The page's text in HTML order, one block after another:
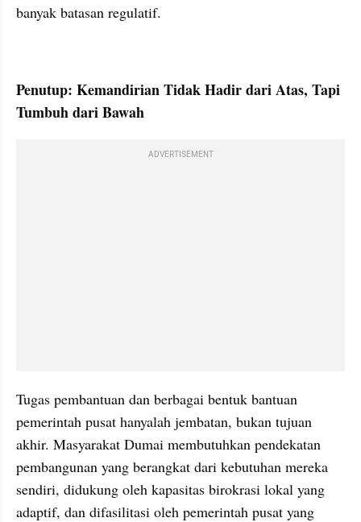
banyak batasan regulatif.
Penutup: Kemandirian Tidak Hadir dari Atas, Tapi
Tumbuh dari Bawah
ADVERTISEMENT
Tugas pembantuan dan berbagai bentuk bantuan
pemerintah pusat hanyalah jembatan, bukan tujuan
akhir. Masyarakat Dumai membutuhkan pendekatan
pembangunan yang berangkat dari kebutuhan mereka
sendiri, didukung oleh kapasitas birokrasi lokal yang
adaptif, dan difasilitasi oleh pemerintah pusat yang